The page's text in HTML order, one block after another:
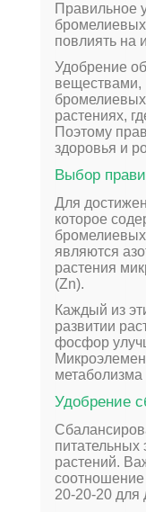
Правильное
повлиять на
Удобрение
веществами,
растениях,
Поэтому
здоровья и
Выбор
Для
которое
являются
растения
(Zn).
Каждый из
развитии
фосфор
метаболизма
Удобрение
питательных
растений.
соотношение
20-20-20 для